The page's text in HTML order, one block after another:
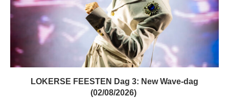
LOKERSE FEESTEN Dag 3: New Wave-dag
(02/08/2026)